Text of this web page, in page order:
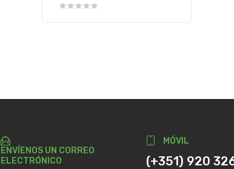
ENVÍENOS UN CORREO
ELECTRÓNICO
MÓVIL
(+351) 920